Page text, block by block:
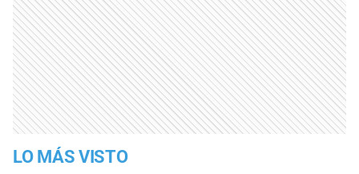
LO MÁS VISTO